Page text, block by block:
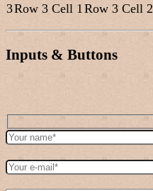
3Row 3 Cell 1 Row 3 Cell 2
Inputs & Buttons